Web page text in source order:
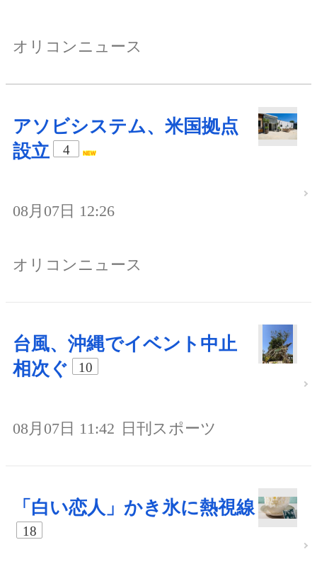
オリコンニュース
アソビシステム、米国拠点
設立
4
08月07日 12:26
オリコンニュース
台風、沖縄でイベント中止
相次ぐ
10
08月07日 11:42 日刊スポーツ
「白い恋人」かき氷に熱視線
18